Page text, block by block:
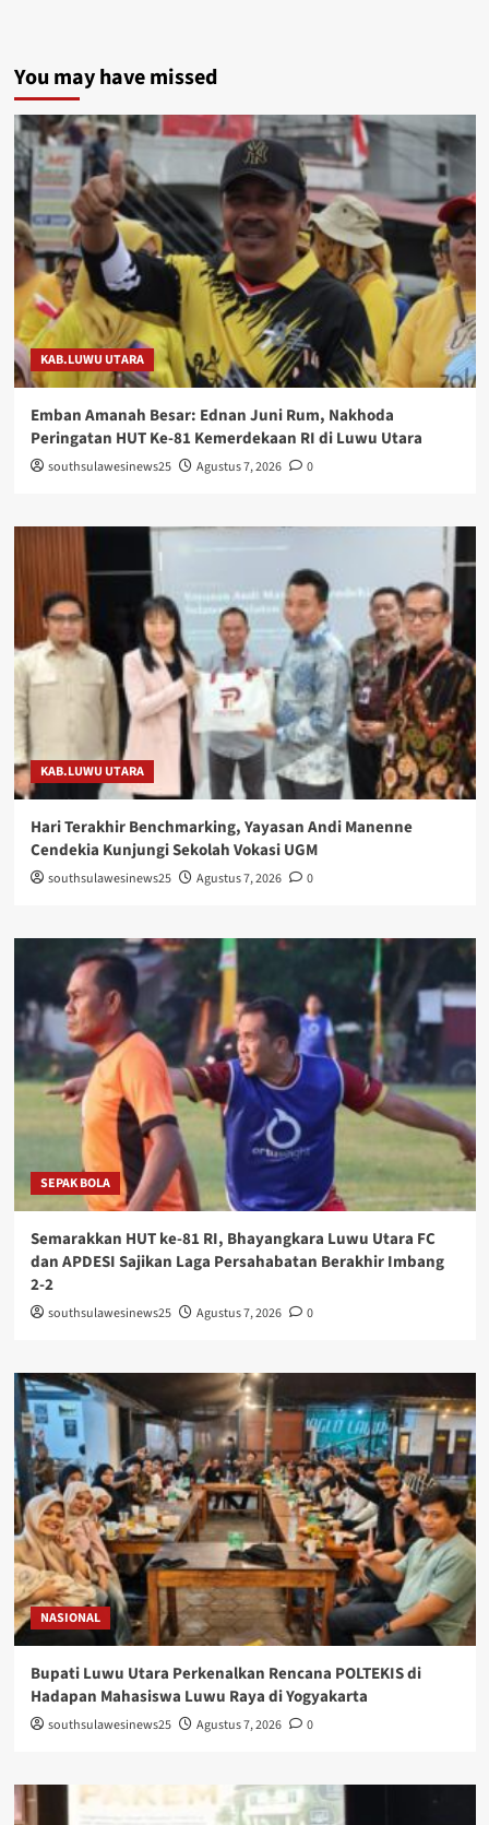
You may have missed
KAB.LUWU UTARA
Emban Amanah Besar: Ednan Juni Rum, Nakhoda
Peringatan HUT Ke-81 Kemerdekaan RI di Luwu Utara
southsulawesinews25 Agustus 7, 2026 0
KAB.LUWU UTARA
Hari Terakhir Benchmarking, Yayasan Andi Manenne
Cendekia Kunjungi Sekolah Vokasi UGM
southsulawesinews25 Agustus 7, 2026 0
SEPAK BOLA
Semarakkan HUT ke-81 RI, Bhayangkara Luwu Utara FC
dan APDESI Sajikan Laga Persahabatan Berakhir Imbang
2-2
southsulawesinews25 Agustus 7, 2026 0
NASIONAL
Bupati Luwu Utara Perkenalkan Rencana POLTEKIS di
Hadapan Mahasiswa Luwu Raya di Yogyakarta
southsulawesinews25 Agustus 7, 2026 0